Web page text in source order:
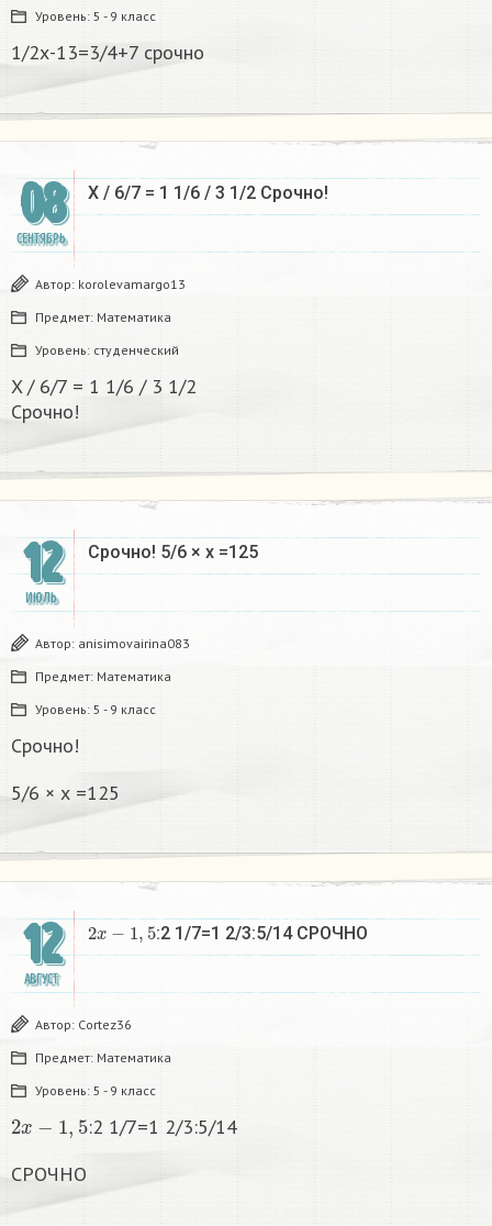
Уровень: 5 - 9 класс
1/2х-13=3/4+7 срочно​
08
СЕНТЯБРЬ
X / 6/7 = 1 1/6 / 3 1/2 Срочно! ​
Автор: korolevamargo13
Предмет: Математика
Уровень: студенческий
X / 6/7 = 1 1/6 / 3 1/2
Срочно! ​
12
ИЮЛЬ
Срочно! 5/6 × х =125
Автор: anisimovairina083
Предмет: Математика
Уровень: 5 - 9 класс
Срочно!
5/6 × х =125
12
АВГУСТ
2x−1,5 :2 1/7=1 2/3:5/14 СРОЧНО
Автор: Cortez36
Предмет: Математика
Уровень: 5 - 9 класс
2
:2 1/7=1 2/3:5/14
СРОЧНО